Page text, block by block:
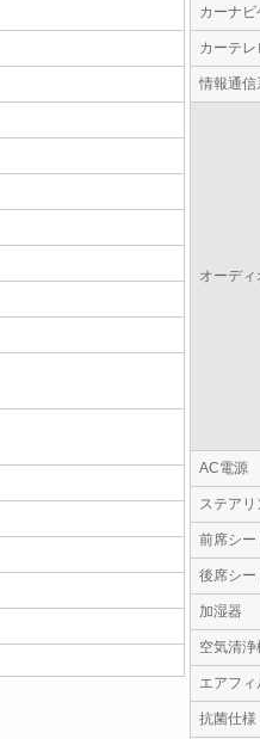
カーナ
カーテレ
情報通信
オーディ
AC電源
ステア
前席シー
後席シー
加湿器
空気清浄
エアフィ
抗菌仕様